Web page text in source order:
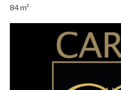
84m²